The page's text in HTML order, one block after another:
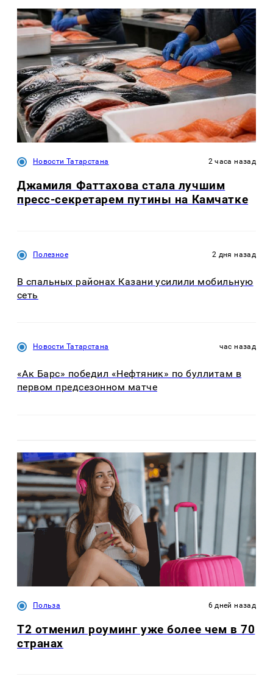
Новости Татарстана 2 часа назад
Джамиля Фаттахова стала лучшим
пресс-секретарем путины на Камчатке
Полезное 2 дня назад
В спальных районах Казани усилили мобильную
сеть
Новости Татарстана час назад
«Ак Барс» победил «Нефтяник» по буллитам в
первом предсезонном матче
Польза 6 дней назад
Т2 отменил роуминг уже более чем в 70
странах